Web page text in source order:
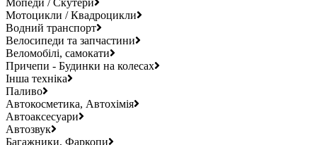
Мотоцикли / Квадроцикли
Водний транспорт
Велосипеди та запчастини
Веломобілі, самокати
Причепи - Будинки на колесах
Інша техніка
Паливо
Автокосметика, Автохімія
Автоаксесуари
Автозвук
Багажники, Фаркопи